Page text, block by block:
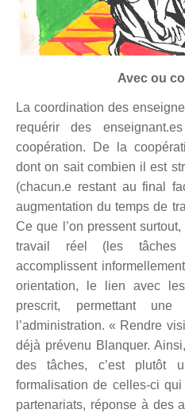
Avec ou
La coordination des
requérir des
coopération.
De la
dont on sait combien il est
(chacun.e restant au final
augmentation du temps de
Ce que l’on pressent
travail réel (les tâches
accomplissent
orientation, le lien avec
prescrit, permettant une
l’administration. « Rendre
déjà prévenu Blanquer.
des tâches, c’est plutôt
formalisation de celles-ciqui
partenariats, réponse à des